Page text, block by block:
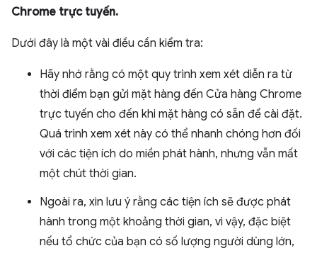
Chrome trực tuyến.
Dưới đây là một vài điều cần kiểm tra:
Hãy nhớ rằng có một quy trình xem xét diễn ra từ
thời điểm bạn gửi mặt hàng đến Cửa hàng Chrome
trực tuyến cho đến khi mặt hàng có sẵn để cài đặt.
Quá trình xem xét này có thể nhanh chóng hơn đối
với các tiện ích do miền phát hành, nhưng vẫn mất
một chút thời gian.
Ngoài ra, xin lưu ý rằng các tiện ích sẽ được phát
hành trong một khoảng thời gian, vì vậy, đặc biệt
nếu tổ chức của bạn có số lượng người dùng lớn,